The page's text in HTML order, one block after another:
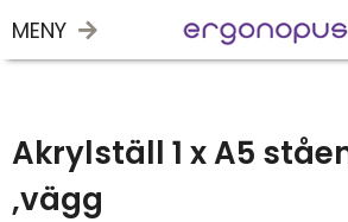
MENY
Akrylställ 1 x A5
,vägg